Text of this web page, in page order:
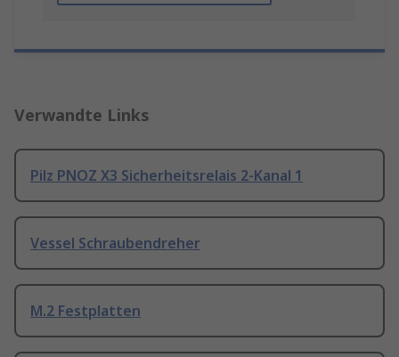
Verwandte Links
Pilz PNOZ X3 Sicherheitsrelais 2-Kanal 1
Vessel Schraubendreher
M.2 Festplatten